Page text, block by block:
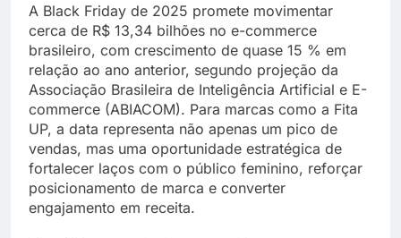
A Black Friday de 2025 promete movimentar
cerca de R$ 13,34 bilhões no e-commerce
brasileiro, com crescimento de quase 15 % em
relação ao ano anterior, segundo projeção da
Associação Brasileira de Inteligência Artificial e E-
commerce (ABIACOM). Para marcas como a Fita
UP, a data representa não apenas um pico de
vendas, mas uma oportunidade estratégica de
fortalecer laços com o público feminino, reforçar
posicionamento de marca e converter
engajamento em receita.